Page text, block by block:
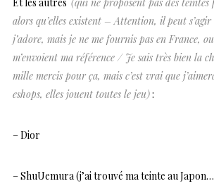
alors qu’elles existent – Attention, il peut s’agir
j’adore, mais je ne me fournis pas en France,
m’envoient ma référence / Je sais très bien la
mille mercis pour ça, mais c’est vrai que
eshops, elles jouent toutes le jeu):
– Dior
– ShuUemura (j’ai trouvé ma teinte au